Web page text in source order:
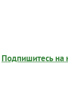
Подпишитесь на